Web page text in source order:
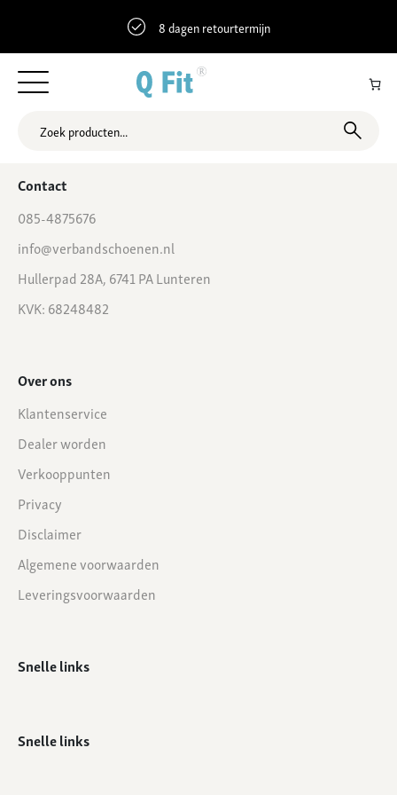
8 dagen retourtermijn
53.1065703 6.0992323 Zuidkade 5, Drachten, Nederland
Contact
085-4875676
info@verbandschoenen.nl
Hullerpad 28A, 6741 PA Lunteren
KVK: 68248482
Over ons
Klantenservice
Dealer worden
Verkooppunten
Privacy
Disclaimer
Algemene voorwaarden
Leveringsvoorwaarden
Snelle links
Snelle links